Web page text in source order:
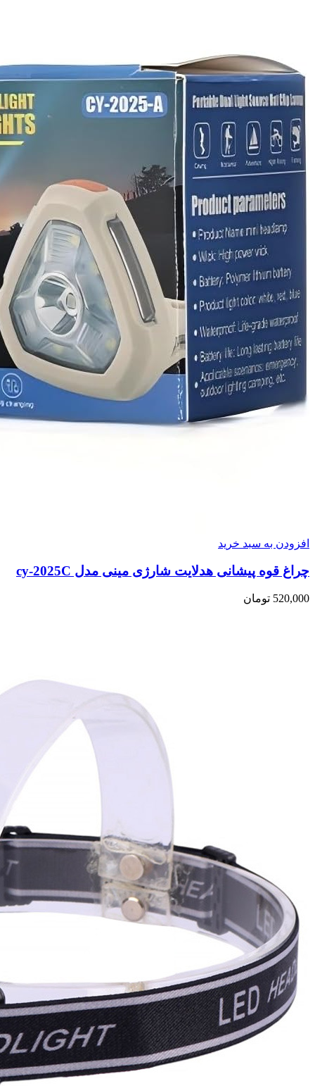
افزودن به سبد خرید
چراغ قوه پیشانی هدلایت شارژی مینی مدل cy-2025C
520,000 تومان